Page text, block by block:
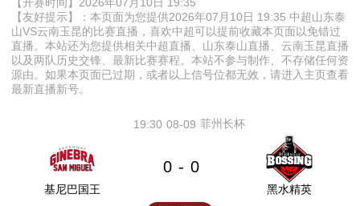
【友好提示】：本页面为您提供2026年07月10日 19:35 中超山东泰
山VS云南玉昆的比赛直播，喜欢中超可以提前收藏本页面以免错过
直播。本站还为您提供相关中超直播、山东泰山直播、云南玉昆直播
以及两队历史交锋、最新比赛赛程。本站不参与制作、不存储任何资
源由。如果本页面已过期，或者以上信号位都无效，请进入主页查看
最新直播新号。
08-09
19:30 菲州长杯
基尼巴国王
0 - 0
黑水精英